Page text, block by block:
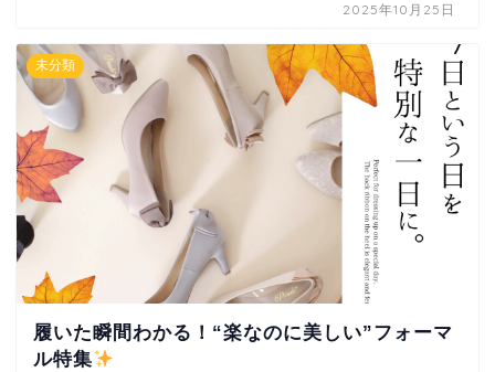
2025年10月25日
未分類
履いた瞬間わかる！“楽なのに美しい”フォーマ
ル特集